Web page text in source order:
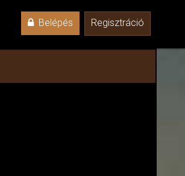
Belépés Regisztráció